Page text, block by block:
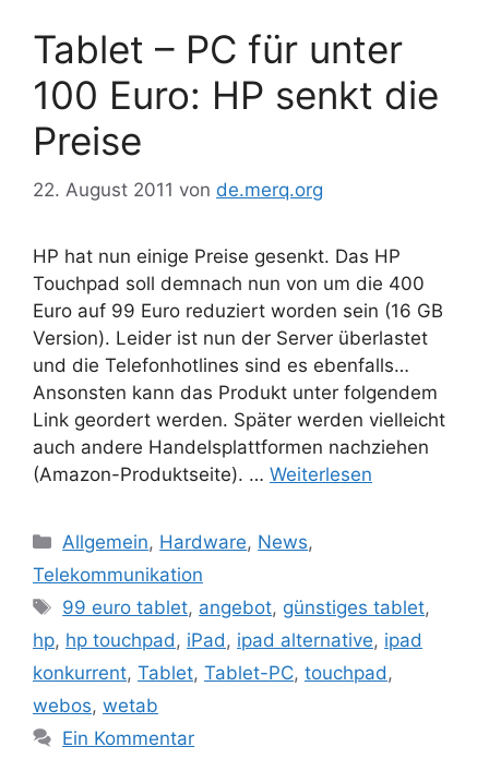
Tablet – PC für unter
100 Euro: HP senkt die
Preise
22. August 2011 von de.merq.org
HP hat nun einige Preise gesenkt. Das HP
Touchpad soll demnach nun von um die 400
Euro auf 99 Euro reduziert worden sein (16 GB
Version). Leider ist nun der Server überlastet
und die Telefonhotlines sind es ebenfalls…
Ansonsten kann das Produkt unter folgendem
Link geordert werden. Später werden vielleicht
auch andere Handelsplattformen nachziehen
(Amazon-Produktseite). … Weiterlesen
Kategorien
Allgemein, Hardware, News,
Telekommunikation
Schlagwörter
99 euro tablet, angebot, günstiges tablet,
hp, hp touchpad , iPad , ipad alternative, ipad
konkurrent, Tablet, Tablet-PC, touchpad ,
webos, wetab
Ein Kommentar